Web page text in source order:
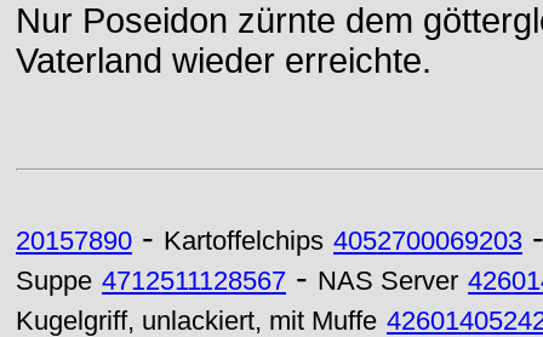
Nur Poseidon zürnte dem
Vaterland wieder erreichte.
20157890 - Kartoffelchips 4052700069203
Suppe 4712511128567 - NAS Server
Kugelgriff, unlackiert, mit Muffe